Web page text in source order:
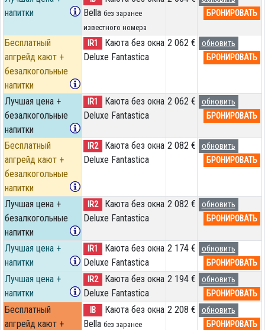
напитки
Bella без заранее
известного номера
БРОНИРОВАТЬ
Бесплатный
апгрейд кают +
безалкогольные
напитки
IR1
Каюта без окна
Deluxe Fantastica
2 062 €
обновить
БРОНИРОВАТЬ
Лучшая цена +
безалкогольные
напитки
IR1
Каюта без окна
Deluxe Fantastica
2 062 €
обновить
БРОНИРОВАТЬ
Бесплатный
апгрейд кают +
безалкогольные
напитки
IR2
Каюта без окна
Deluxe Fantastica
2 082 €
обновить
БРОНИРОВАТЬ
Лучшая цена +
безалкогольные
напитки
IR2
Каюта без окна
Deluxe Fantastica
2 082 €
обновить
БРОНИРОВАТЬ
Лучшая цена +
напитки
IR1
Каюта без окна
Deluxe Fantastica
2 174 €
обновить
БРОНИРОВАТЬ
Лучшая цена +
напитки
IR2
Каюта без окна
Deluxe Fantastica
2 194 €
обновить
БРОНИРОВАТЬ
Бесплатный
апгрейд кают +
IB
Каюта без окна
Bella без заранее
2 208 €
обновить
БРОНИРОВАТЬ